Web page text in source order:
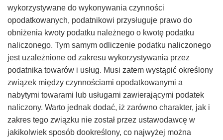
wykorzystywane do wykonywania czynności
opodatkowanych, podatnikowi przysługuje prawo do
obniżenia kwoty podatku należnego o kwotę podatku
naliczonego. Tym samym odliczenie podatku naliczonego
jest uzależnione od zakresu wykorzystywania przez
podatnika towarów i usług. Musi zatem wystąpić określony
związek między czynnościami opodatkowanymi a
nabytymi towarami lub usługami zawierającymi podatek
naliczony. Warto jednak dodać, iż zarówno charakter, jak i
zakres tego związku nie został przez ustawodawcę w
jakikolwiek sposób dookreślony, co najwyżej można